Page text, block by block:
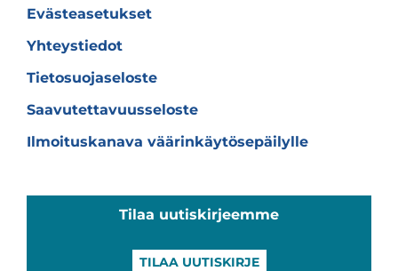
Evästeasetukset
Yhteystiedot
Tietosuojaseloste
Saavutettavuusseloste
Ilmoituskanava väärinkäytösepäilylle
Tilaa uutiskirjeemme
TILAA UUTISKIRJE